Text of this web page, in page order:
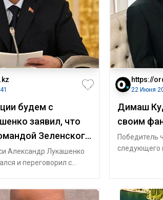
будем с
заявил, что
Зеленского
Александр Лукашенко
и переговорил с
https://
22 Июня
Димаш
своим
Победитель
следующего